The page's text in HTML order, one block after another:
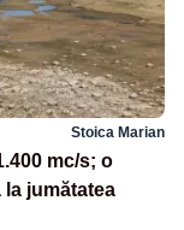
Stoica Marian
mc/s; o
jumătatea